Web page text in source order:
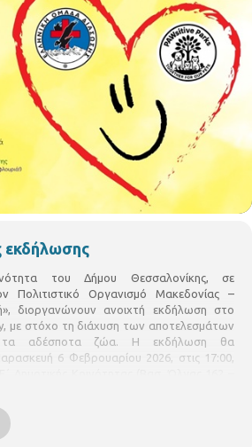
εκδήλωσης
του Δήμου Θεσσαλονίκης, σε
Πολιτιστικό Οργανισμό Μακεδονίας –
διοργανώνουν ανοιχτή εκδήλωση στο
με στόχο τη διάχυση των αποτελεσμάτων
τα αδέσποτα ζώα. Η εκδήλωση θα
6 Φεβρουαρίου 2026, στις 17:00,
των αποτελεσμάτων της καμπάνιας για